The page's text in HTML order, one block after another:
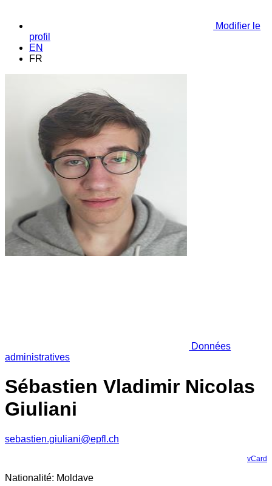
Modifier le
profil
EN
FR
Données
administratives
Sébastien Vladimir Nicolas
Giuliani
sebastien.giuliani@epfl.ch
vCard
Nationalité: Moldave